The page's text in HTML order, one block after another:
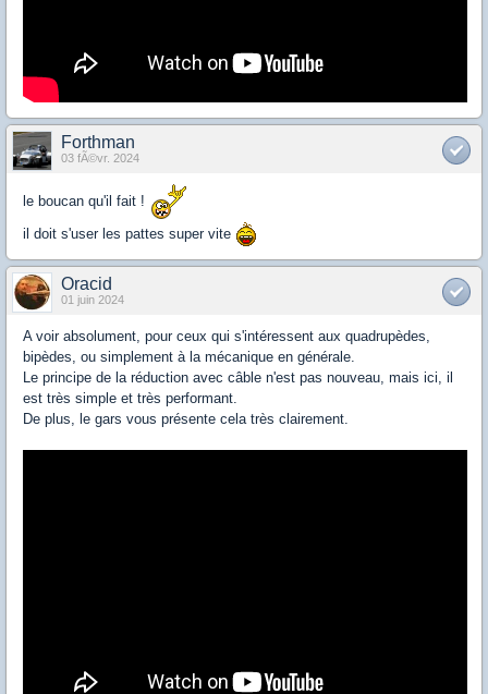
Forthman
03 fÃ©vr. 2024
le boucan qu'il fait !
il doit s'user les pattes super vite
Oracid
01 juin 2024
A voir absolument, pour ceux qui s'intéressent aux quadrupèdes,
bipèdes, ou simplement à la mécanique en générale.
Le principe de la réduction avec câble n'est pas nouveau, mais ici, il
est très simple et très performant.
De plus, le gars vous présente cela très clairement.